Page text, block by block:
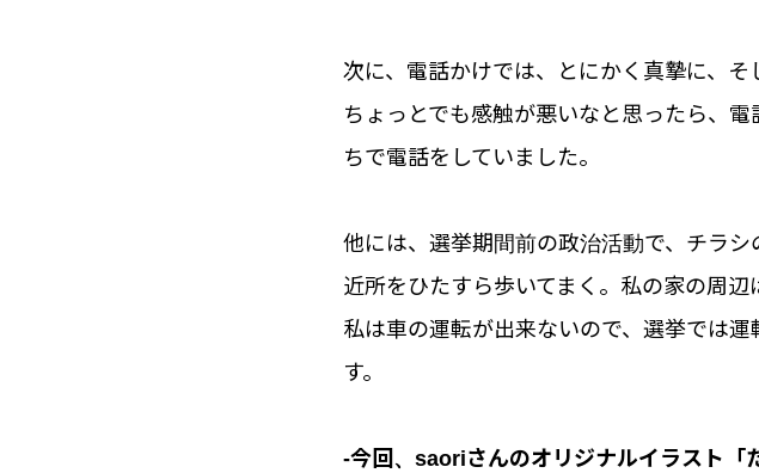
次に、電話かけでは、とにかく真摯に、そ
ちょっとでも感触が悪いなと思ったら、
ちで電話をしていました。
他には、選挙期間前の政治活動で、チラシ
近所をひたすら歩いてまく。私の家の周辺
私は車の運転が出来ないので、選挙では
す。
-今回、saoriさんのオリジナルイラスト「